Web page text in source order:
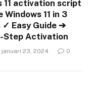
11 activation script
11 in 3
✓ Easy Guide ➔
Step Activation
januari 23, 2024 0